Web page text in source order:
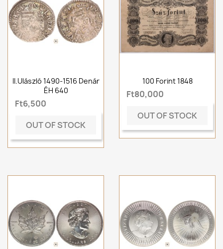
II.Ulászló 1490-1516 Denár
ÉH 640
Ft6,500
OUT OF STOCK
100 Forint 1848
Ft80,000
OUT OF STOCK